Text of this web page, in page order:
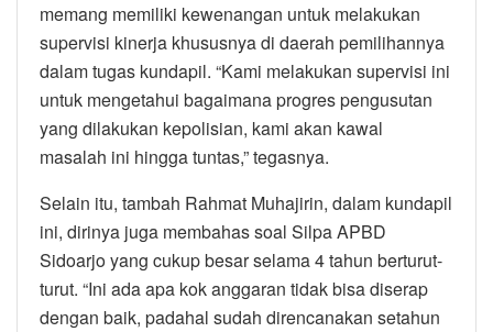
memang memiliki kewenangan untuk melakukan
supervisi kinerja khususnya di daerah pemilihannya
dalam tugas kundapil. “Kami melakukan supervisi ini
untuk mengetahui bagaimana progres pengusutan
yang dilakukan kepolisian, kami akan kawal
masalah ini hingga tuntas,” tegasnya.
Selain itu, tambah Rahmat Muhajirin, dalam kundapil
ini, dirinya juga membahas soal Silpa APBD
Sidoarjo yang cukup besar selama 4 tahun berturut-
turut. “Ini ada apa kok anggaran tidak bisa diserap
dengan baik, padahal sudah direncanakan setahun